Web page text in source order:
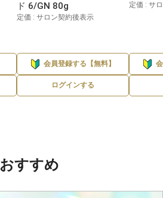
ド 6/GN 80g
定価 : サロン契約後表示
会員登録する【無料】
ログインする
定価 : サ
おすすめ